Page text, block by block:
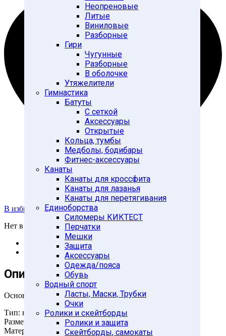
Неопреновые
Литые
Виниловые
Разборные
Гири
Чугунные
Разборные
В оболочке
Утяжелители
Гимнастика
Батуты
С сеткой
Аксессуары
Открытые
Кольца, тумбы
Медболы, бодибары
Фитнес-аксессуары
Канаты
Канаты для кроссфита
Канаты для лазанья
Канаты для перетягивания
Единоборства
Силомеры КИКТЕСТ
Перчатки
Мешки
Защита
Аксессуары
Одежда/пояса
Обувь
Водный спорт
Ласты, Маски, Трубки
Очки
Ролики и скейтборды
Ролики и защита
Скейтборды, самокаты
В избранное
Нет в наличии
Описание
Основные характеристики
Тип: настенный/неразборный
Размер: 75см
Материал: сталь